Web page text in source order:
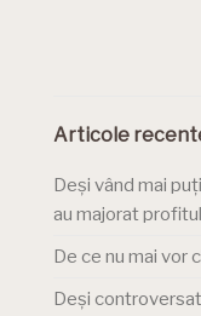
Articole
Deși vând mai
au majorat profitul
De ce nu mai vor
Deși